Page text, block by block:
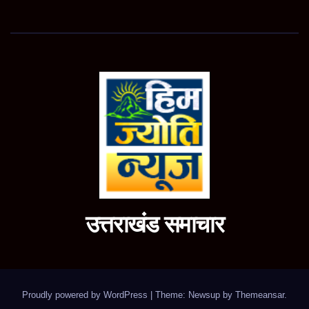
उत्तराखंड समाचार
Proudly powered by WordPress Theme: Newsup by Themeansar.